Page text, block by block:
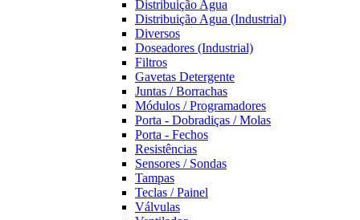
Distribuição Agua
Distribuição Agua (Industrial)
Diversos
Doseadores (Industrial)
Filtros
Gavetas Detergente
Juntas / Borrachas
Módulos / Programadores
Porta - Dobradiças / Molas
Porta - Fechos
Resistências
Sensores / Sondas
Tampas
Teclas / Painel
Válvulas